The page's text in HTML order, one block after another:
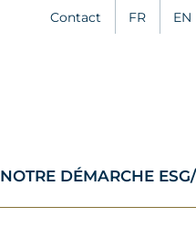
Contact FR EN
NOTRE DÉMARCHE